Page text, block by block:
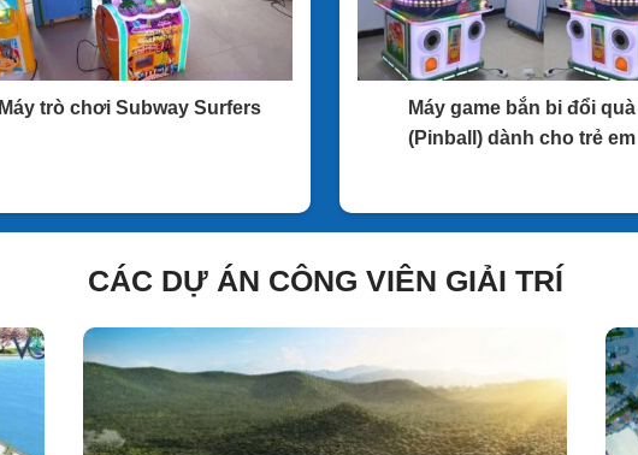
Máy trò chơi Subway Surfers
Máy game bắn bi đổi quà
(Pinball) dành cho trẻ em
CÁC DỰ ÁN CÔNG VIÊN GIẢI TRÍ